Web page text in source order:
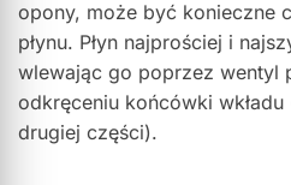
opony, może być konieczne
płynu. Płyn najprościej i
wlewając go poprzez wentyl
odkręceniu końcówki
drugiej części).